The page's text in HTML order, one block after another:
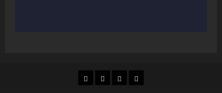
MUNICIPIOS
LOCALES
NACIONAL
COLUMNAS